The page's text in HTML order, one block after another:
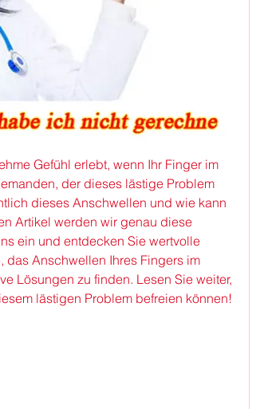
Gefühl erlebt, wenn Ihr Finger im
der dieses lästige Problem
dieses Anschwellen und wie kann
Artikel werden wir genau diese
ein und entdecken Sie wertvolle
das Anschwellen Ihres Fingers im
Lösungen zu finden. Lesen Sie weiter,
lästigen Problem befreien können!